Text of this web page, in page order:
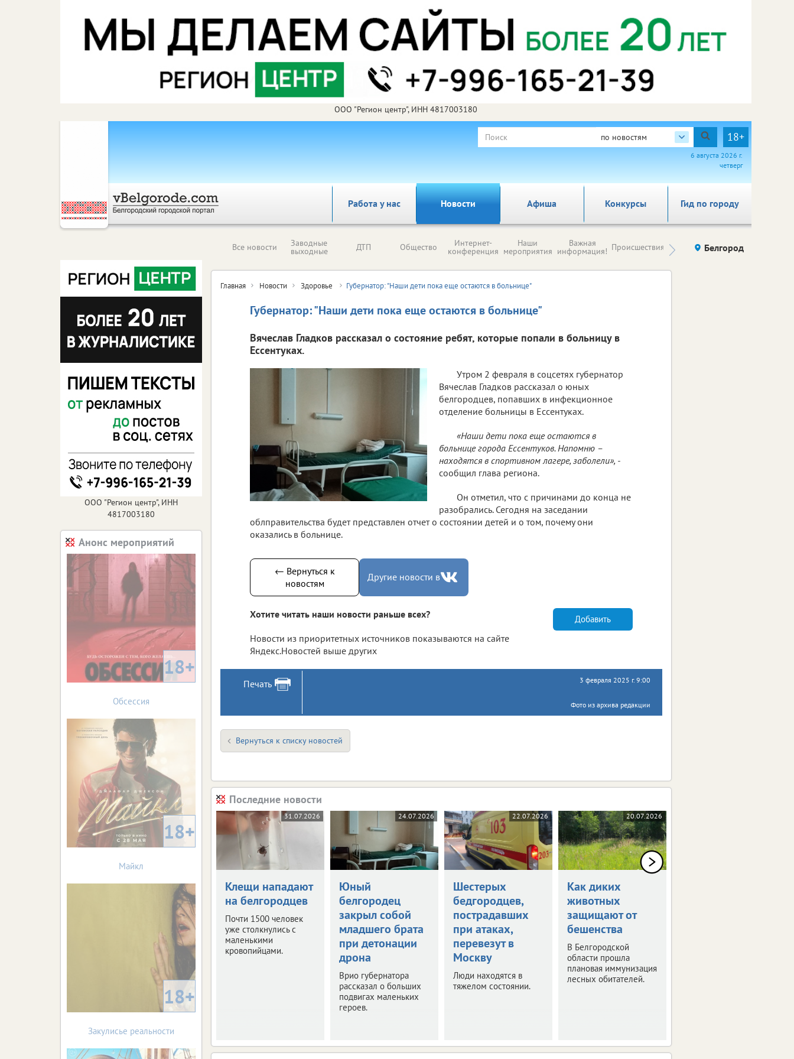
ООО "Регион центр", ИНН 4817003180
по новостям 18+
6 августа 2026 г.
четверг
Работа у нас Новости Афиша Гид по городу
Конкурсы
Все новости Заводные
выходные ДТП Общество Интернет-
конференция
Наши
мероприятия
Важная
информация! Происшествия Здоровье компаний (на
правах
Белгород
Главная Новости Здоровье Губернатор: "Наши дети пока еще остаются в больнице"
Губернатор: "Наши дети пока еще остаются в больнице"
Вячеслав Гладков рассказал о состояние ребят, которые попали в больницу в
Ессентуках.
Утром 2 февраля в соцсетях губернатор
Вячеслав Гладков рассказал о юных
белгородцев, попавших в инфекционное
отделение больницы в Ессентуках.
«Наши дети пока еще остаются в
больнице города Ессентуков. Напомню –
находятся в спортивном лагере, заболели», -
сообщил глава региона.
Он отметил, что с причинами до конца не
разобрались. Сегодня на заседании
облправительства будет представлен отчет о состоянии детей и о том, почему они
оказались в больнице.
← Вернуться к
новостям
Другие новости в
Хотите читать наши новости раньше всех?
Новости из приоритетных источников показываются на сайте
Яндекс.Новостей выше других
Добавить
Печать 3 февраля 2025 г. 9:00
Фото из архива редакции
Вернуться к списку новостей
Последние новости
31.07.2026
Клещи нападают
на белгородцев
Почти 1500 человек
уже столкнулись с
маленькими
кровопийцами.
24.07.2026
Юный
белгородец
закрыл собой
младшего брата
при детонации
дрона
Врио губернатора
рассказал о больших
подвигах маленьких
героев.
22.07.2026
Шестерых
бедгородцев,
пострадавших
при атаках,
перевезут в
Москву
Люди находятся в
тяжелом состоянии.
20.07.2026
Как диких
животных
защищают от
бешенства
В Белгородской
области прошла
плановая иммунизация
лесных обитателей.
ООО "Регион центр", ИНН
4817003180
Анонс мероприятий
18+
Обсессия
18+
Майкл
18+
Закулисье реальности